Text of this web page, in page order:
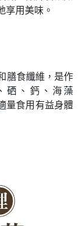
享用美味。
膳食纖維，是作
硒、鈣、海藻
量食用有益身體